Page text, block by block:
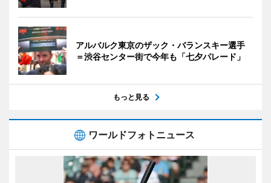
アルバルク東京のザック・バランスキー選手
＝渋谷センター街で今年も「七夕パレード」
もっと見る
ワールドフォトニュース